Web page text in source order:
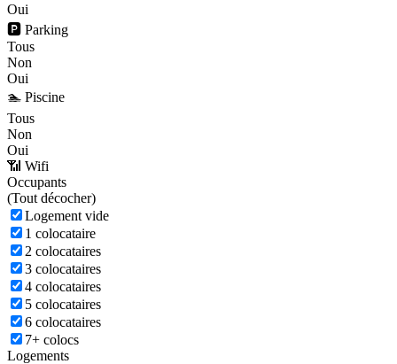
Oui
🅿️ Parking
Tous
Non
Oui
🏊 Piscine
Tous
Non
Oui
📶 Wifi
Occupants
(Tout décocher)
Logement vide
1 colocataire
2 colocataires
3 colocataires
4 colocataires
5 colocataires
6 colocataires
7+ colocs
Logements